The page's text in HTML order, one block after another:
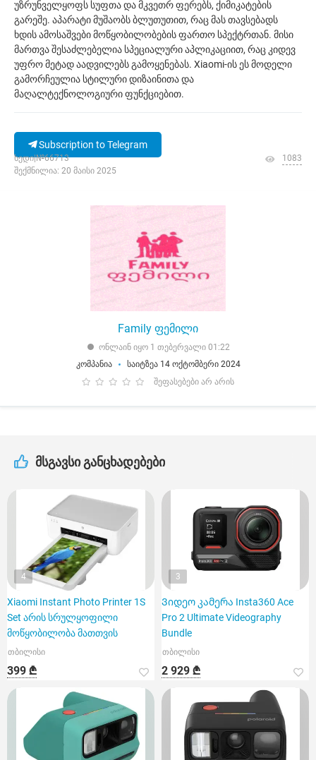
უზრუნველყოფს სუფთა და მკვეთრ ფერებს, ქიმიკატების
გარეშე. აპარატი მუშაობს ბლუთუთით, რაც მას თავსებადს
ხდის ამოსაშვები მოწყობილობების ფართო სპექტრთან. მისი
მართვა შესაძლებელია სპეციალური აპლიკაციით, რაც კიდევ
უფრო მეტად აადვილებს გამოყენებას. Xiaomi-ის ეს მოდელი
გამორჩეულია სტილური დიზაინითა და
მაღალტექნოლოგიური ფუნქციებით.
Subscription to Telegram
ხედი|№66713
შექმნილია: 20 მაისი 2025
1083
Family ფემილი
ონლაინ იყო 1 თებერვალი 01:22
კომპანია
საიტზეა 14 ოქტომბერი 2024
შეფასებები არ არის
მსგავსი განცხადებები
4
Xiaomi Instant Photo Printer 1S
Set არის სრულყოფილი
მოწყობილობა მათთვის
თბილისი
399 ₾
3
Ვიდეო კამერა Insta360 Ace
Pro 2 Ultimate Videography
Bundle
თბილისი
2 929 ₾